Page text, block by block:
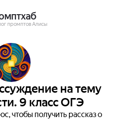
промптов Алисы
на тему
9 класс ОГЭ
чтобы получить рассказ о